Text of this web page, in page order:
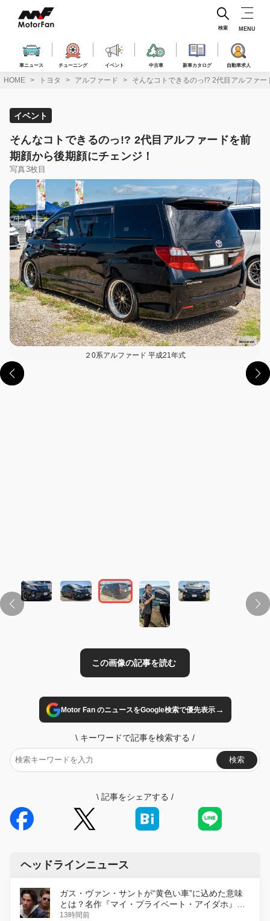
ス
車ニュース チューニング イベント 中古車 新車カタログ 自動車求人
検索 MENU
HOME トヨタ アルファード そんなコトできるのっ!? 2代目アルファ
イベント
そんなコトできるのっ!? 2代目アルファードを前
期顔から後期顔にチェンジ！
写真3枚目
２0系アルファード 平成21年式
Motor Fan のニュースをGoogle検索で優先表示→
\ キーワードで記事を検索する /
検索
\ 記事をシェアする /
ヘッドラインニュース
ガス・ヴァン・サントが“黄色い車”に込めた意味
とは？名作『マイ・プライベート・アイダホ』が
初のデジタルリマスター版で復活
13時間前